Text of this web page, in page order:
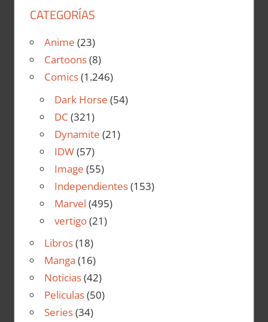
CATEGORÍAS
Anime (23)
Cartoons(8)
Comics(1.246)
Dark Horse (54)
DC (321)
Dynamite (21)
IDW(57)
Image (55)
Independientes(153)
Marvel (495)
vertigo(21)
Libros(18)
Manga (16)
Noticias(42)
Peliculas(50)
Series(34)